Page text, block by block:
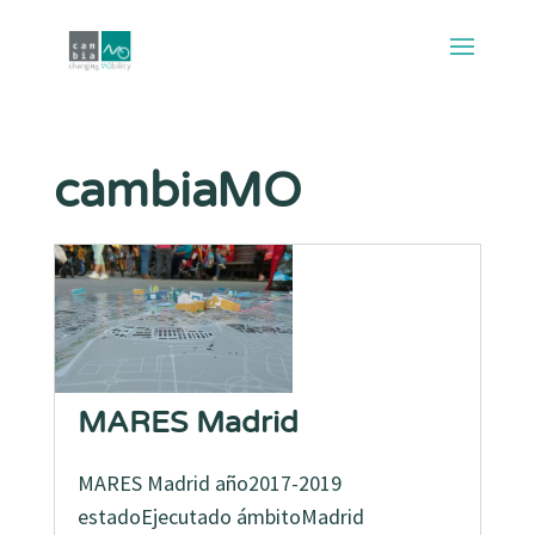
cambiaMO
MARES Madrid
MARES Madrid año2017-2019
estadoEjecutado ámbitoMadrid